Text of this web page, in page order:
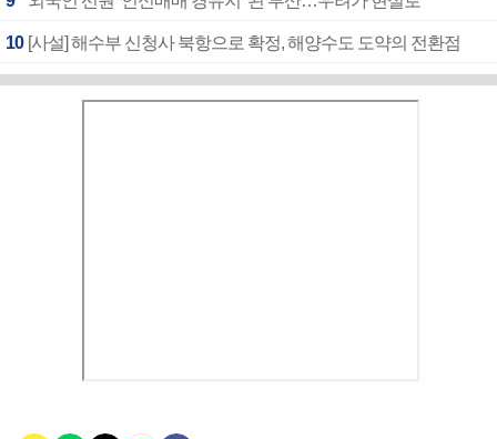
10 [사설] 해수부 신청사 북항으로 확정, 해양수도 도약의 전환점